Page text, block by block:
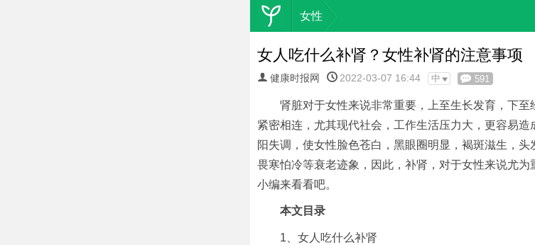
女性
女人吃什么补肾？女性补肾的注意事项
健康时报网 2022-03-07 16:44 中 591
肾脏对于女性来说非常重要，上至生长发育，下
紧密相连，尤其现代社会，工作生活压力大，更容易
阳失调，使女性脸色苍白，黑眼圈明显，褐斑滋生，头
畏寒怕冷等衰老迹象，因此，补肾，对于女性来说尤
小编来看看吧。
本文目录
1、女人吃什么补肾